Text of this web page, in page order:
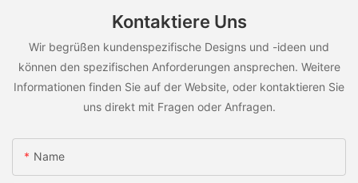
Kontaktiere Uns
Wir begrüßen kundenspezifische Designs und -ideen und
können den spezifischen Anforderungen ansprechen. Weitere
Informationen finden Sie auf der Website, oder kontaktieren Sie
uns direkt mit Fragen oder Anfragen.
Name